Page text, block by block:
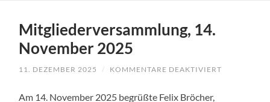
Mitgliederversammlung, 14.
November 2025
11. DEZEMBER 2025 / KOMMENTARE DEAKTIVIERT
Am 14. November 2025 begrüßte Felix Bröcher,